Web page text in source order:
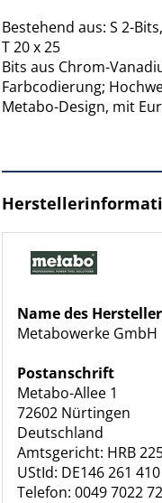
Bestehend aus: S 2-
T 20 x 25
Bits aus Chrom-
Farbcodierung;
Metabo-Design, mit
Name des
Metabowerke GmbH
Postanschrift
Metabo-Allee 1
72602 Nürtingen
Deutschland
Amtsgericht: HRB
UStId: DE146 261 410
Telefon: 0049 7022